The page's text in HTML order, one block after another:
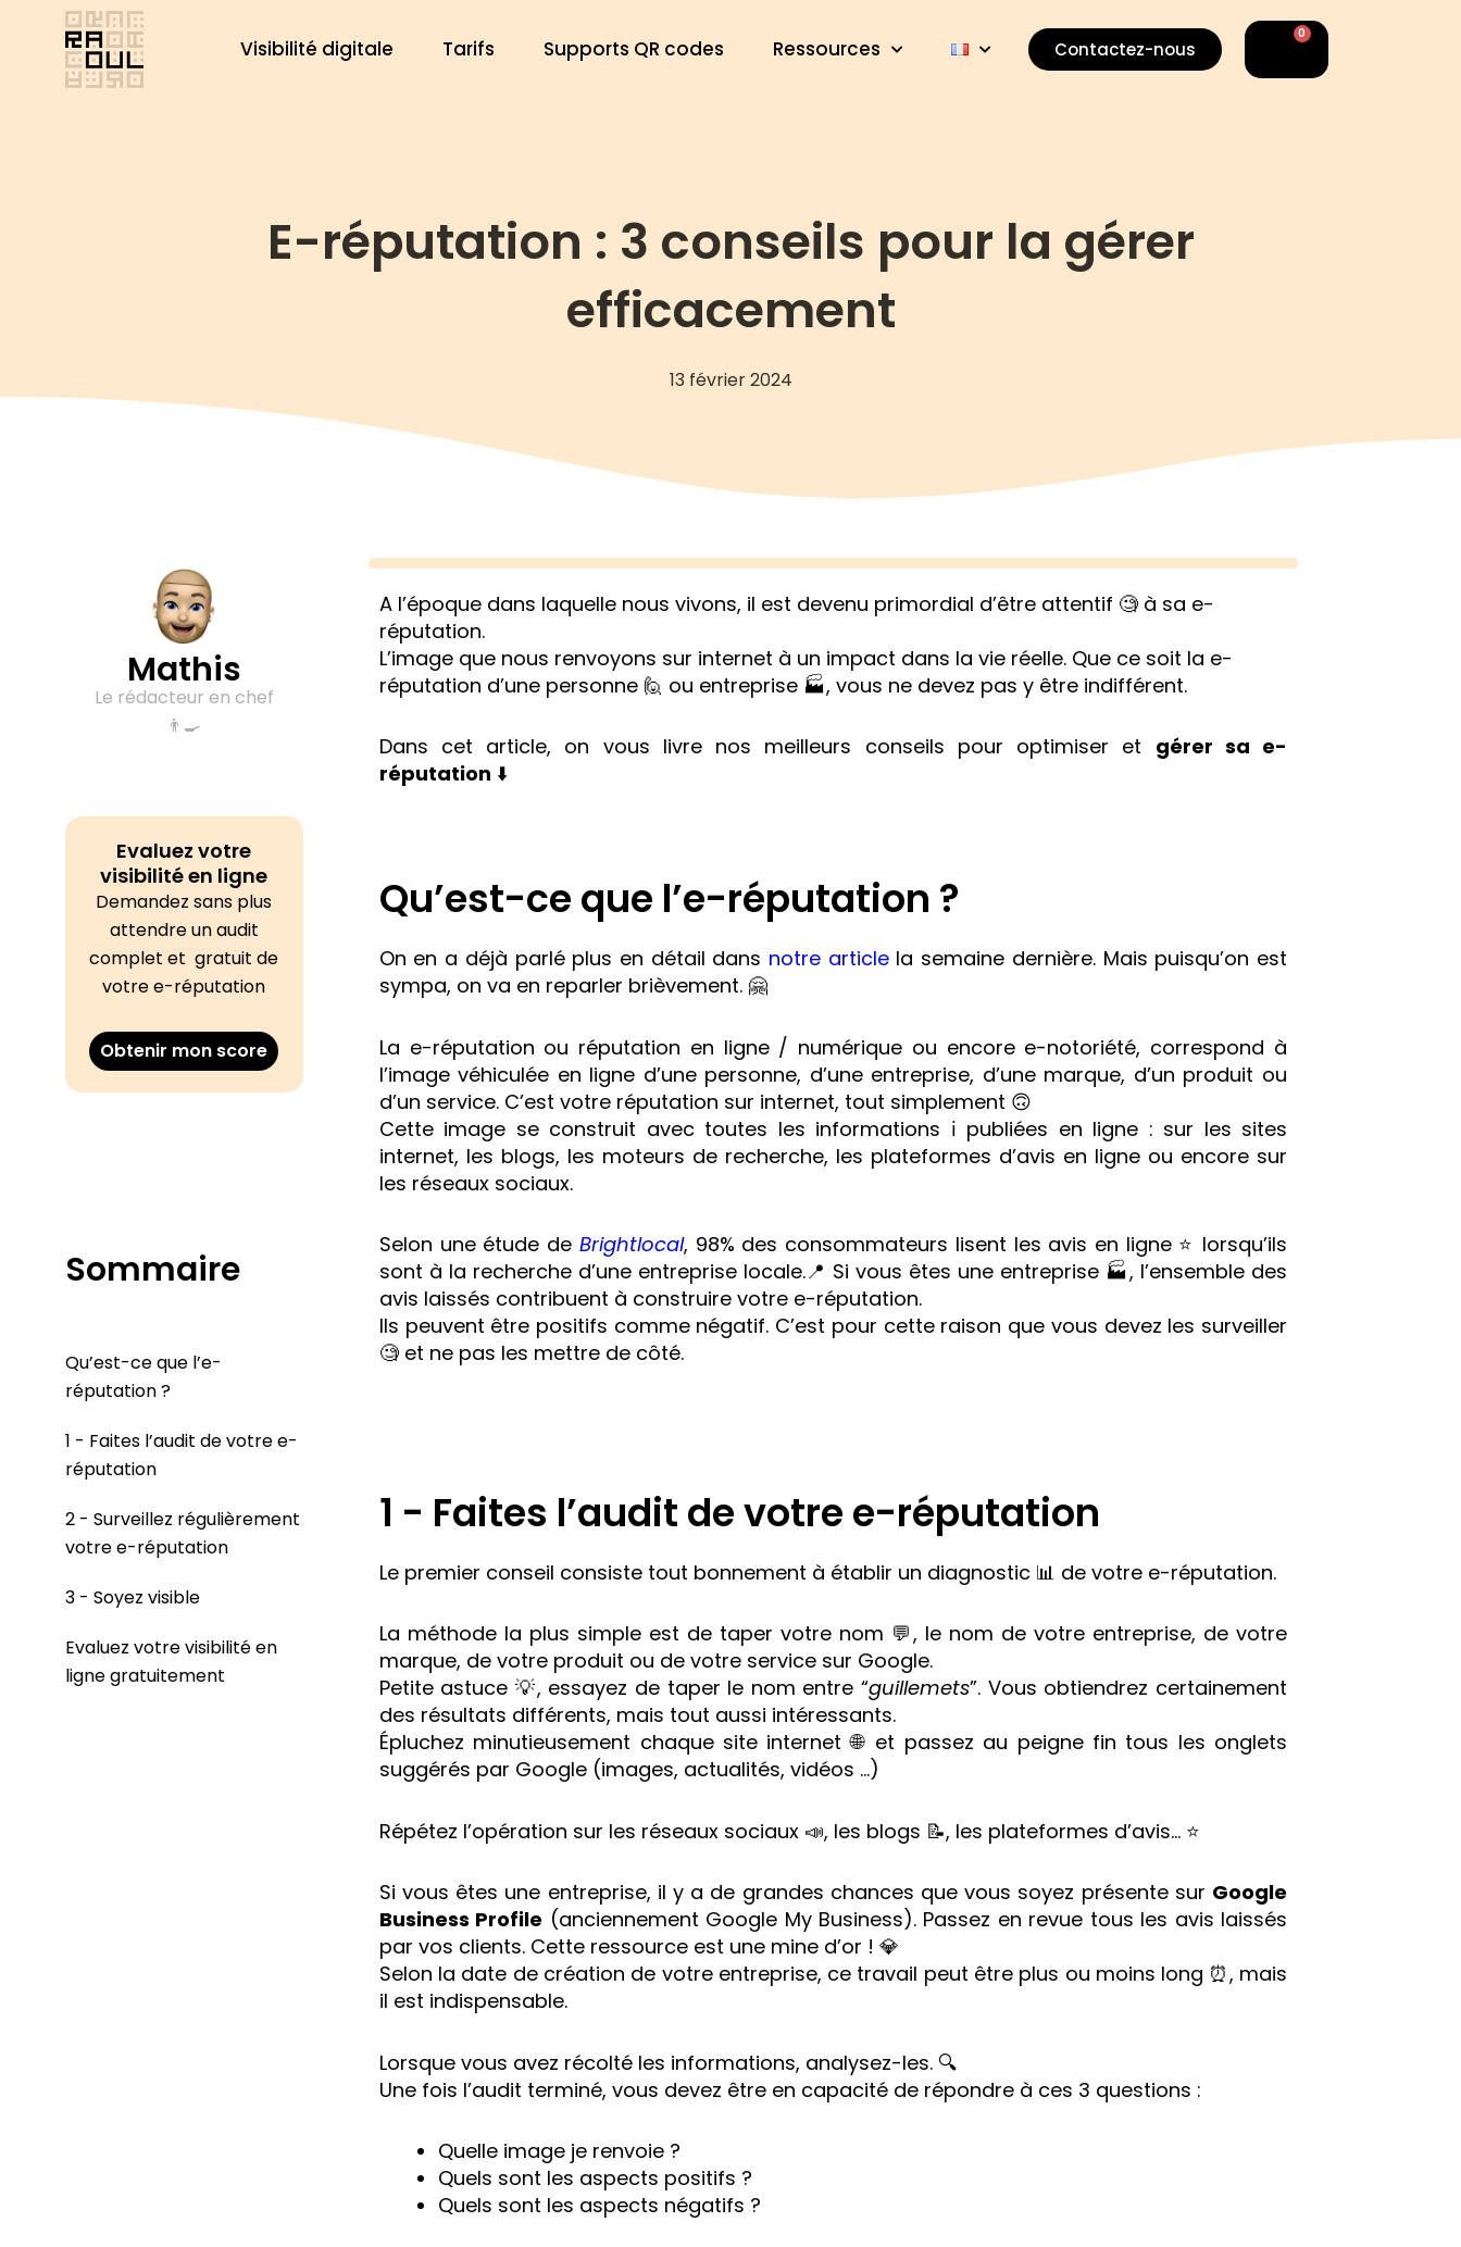
contenu
Visibilité digitale Tarifs Supports QR codes Ressources Contactez-nous
0
Panier
E-réputation : 3 conseils pour la gérer
efficacement
13 février 2024
Mathis
Le rédacteur en chef
👨‍🍳
Evaluez votre
visibilité en ligne
Demandez sans plus
attendre un audit
complet et gratuit de
votre e-réputation
Obtenir mon score
Sommaire
Qu’est-ce que l’e-
réputation ?
1 - Faites l’audit de votre e-
réputation
2 - Surveillez régulièrement
votre e-réputation
3 - Soyez visible
Evaluez votre visibilité en
ligne gratuitement
A l’époque dans laquelle nous vivons, il est devenu primordial d’être attentif 🧐 à sa e-
réputation.
L’image que nous renvoyons sur internet à un impact dans la vie réelle. Que ce soit la e-
réputation d’une personne 🙋 ou entreprise 🏭, vous ne devez pas y être indifférent.
Dans cet article, on vous livre nos meilleurs conseils pour optimiser et gérer sa e-
réputation ⬇️
Qu’est-ce que l’e-réputation ?
On en a déjà parlé plus en détail dans notre articlela semaine dernière. Mais puisqu’on est
sympa, on va en reparler brièvement. 🤗
La e-réputation ou réputation en ligne / numérique ou encore e-notoriété, correspond à
l’image véhiculée en ligne d’une personne, d’une entreprise, d’une marque, d’un produit ou
d’un service. C’est votre réputation sur internet, tout simplement 🙃
Cette image se construit avec toutes les informations ℹ️ publiées en ligne : sur les sites
internet, les blogs, les moteurs de recherche, les plateformes d’avis en ligne ou encore sur
les réseaux sociaux.
Selon une étude de Brightlocal, 98% des consommateurs lisent les avis en ligne ⭐️ lorsqu’ils
sont à la recherche d’une entreprise locale.📍 Si vous êtes une entreprise 🏭, l’ensemble des
avis laissés contribuent à construire votre e-réputation.
Ils peuvent être positifs comme négatif. C’est pour cette raison que vous devez les surveiller
🧐 et ne pas les mettre de côté.
1 - Faites l’audit de votre e-réputation
Le premier conseil consiste tout bonnement à établir un diagnostic 📊 de votre e-réputation.
La méthode la plus simple est de taper votre nom 💬, le nom de votre entreprise, de votre
marque, de votre produit ou de votre service sur Google.
Petite astuce 💡, essayez de taper le nom entre “guillemets”. Vous obtiendrez certainement
des résultats différents, mais tout aussi intéressants.
Épluchez minutieusement chaque site internet 🌐 et passez au peigne fin tous les onglets
suggérés par Google (images, actualités, vidéos …)
Répétez l’opération sur les réseaux sociaux 📣, les blogs 📝, les plateformes d’avis… ⭐️
Si vous êtes une entreprise, il y a de grandes chances que vous soyez présente sur Google
Business Profile (anciennement Google My Business). Passez en revue tous les avis laissés
par vos clients. Cette ressource est une mine d’or ! 💎
Selon la date de création de votre entreprise, ce travail peut être plus ou moins long ⏰, mais
il est indispensable.
Lorsque vous avez récolté les informations, analysez-les. 🔍
Une fois l’audit terminé, vous devez être en capacité de répondre à ces 3 questions :
Quelle image je renvoie ?
Quels sont les aspects positifs ?
Quels sont les aspects négatifs ?